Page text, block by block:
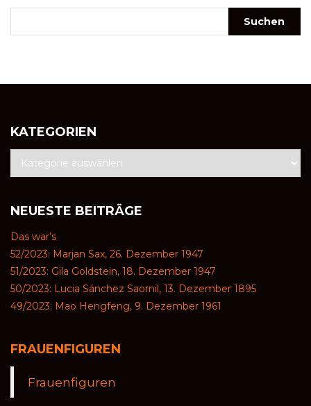
KATEGORIEN
NEUESTE BEITRÄGE
Das war’s
52/2023: Marjan Sax, 26. Dezember 1947
51/2023: Gila Goldstein, 18. Dezember 1947
50/2023: Lucia Sánchez Saornil, 13. Dezember 1895
49/2023: Mao Hengfeng, 9. Dezember 1961
FRAUENFIGUREN
Frauenfiguren